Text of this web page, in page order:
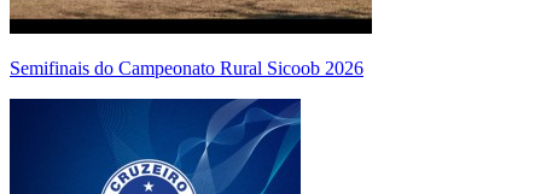
Semifinais do Campeonato Rural Sicoob 2026